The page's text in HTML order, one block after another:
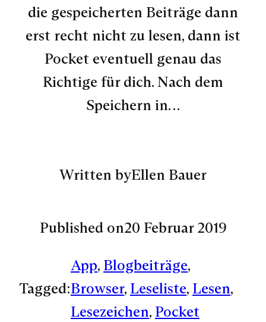
die gespeicherten Beiträge dann
erst recht nicht zu lesen, dann ist
Pocket eventuell genau das
Richtige für dich. Nach dem
Speichern in…
Written byEllen Bauer
Published on20 Februar 2019
Tagged:
App, Blogbeiträge
Browser, Leseliste, Lesen
Lesezeichen, Pocket